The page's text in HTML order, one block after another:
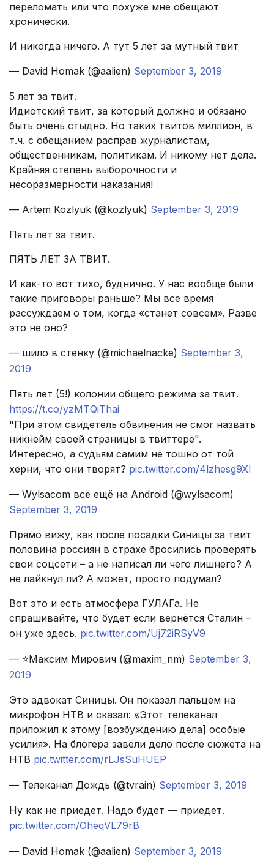
переломать или что похуже мне обещают
хронически.
И никогда ничего. А тут 5 лет за мутный твит
— David Homak (@aalien) September 3, 2019
5 лет за твит.
Идиотский твит, за который должно и обязано
быть очень стыдно. Но таких твитов миллион, в
т.ч. с обещанием расправ журналистам,
общественникам, политикам. И никому нет дела.
Крайняя степень выборочности и
несоразмерности наказания!
— Artem Kozlyuk (@kozlyuk) September 3, 2019
Пять лет за твит.
ПЯТЬ ЛЕТ ЗА ТВИТ.
И как-то вот тихо, буднично. У нас вообще были
такие приговоры раньше? Мы все время
рассуждаем о том, когда «станет совсем». Разве
это не оно?
— шило в стенку (@michaelnacke) September 3,
2019
Пять лет (5!) колонии общего режима за твит.
https://t.co/yzMTQiThai
"При этом свидетель обвинения не смог назвать
никнейм своей страницы в твиттере".
Интересно, а судьям самим не тошно от той
херни, что они творят? pic.twitter.com/4lzhesg9Xl
— Wylsacom всё ещё на Android (@wylsacom)
September 3, 2019
Прямо вижу, как после посадки Синицы за твит
половина россиян в страхе бросились проверять
свои соцсети – а не написал ли чего лишнего? А
не лайкнул ли? А может, просто подумал?
Вот это и есть атмосфера ГУЛАГа. Не
спрашивайте, что будет если вернётся Сталин –
он уже здесь. pic.twitter.com/Uj72iRSyV9
— ⭐️Максим Мирович (@maxim_nm) September 3,
2019
Это адвокат Синицы. Он показал пальцем на
микрофон НТВ и сказал: «Этот телеканал
приложил к этому [возбуждению дела] особые
усилия». На блогера завели дело после сюжета на
НТВ pic.twitter.com/rLJsSuHUEP
— Телеканал Дождь (@tvrain) September 3, 2019
Ну как не приедет. Надо будет — приедет.
pic.twitter.com/OheqVL79rB
— David Homak (@aalien) September 3, 2019